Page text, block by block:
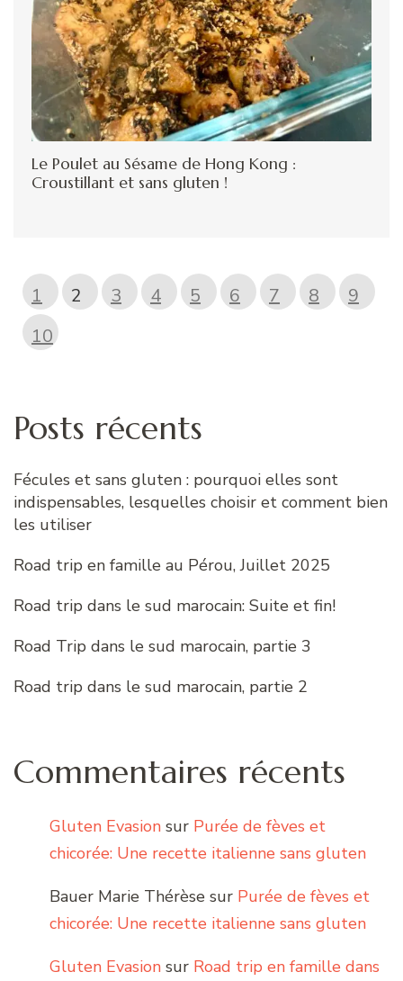
Le Poulet au Sésame de Hong Kong :
Croustillant et sans gluten !
1 2 3 4 5 6 7 8
9
10
Posts récents
Fécules et sans gluten : pourquoi elles sont
indispensables, lesquelles choisir et comment bien
les utiliser
Road trip en famille au Pérou, Juillet 2025
Road trip dans le sud marocain: Suite et fin!
Road Trip dans le sud marocain, partie 3
Road trip dans le sud marocain, partie 2
Commentaires récents
Gluten Evasion sur Purée de fèves et
chicorée: Une recette italienne sans gluten
Bauer Marie Thérèse sur Purée de fèves et
chicorée: Une recette italienne sans gluten
Gluten Evasion sur Road trip en famille dans